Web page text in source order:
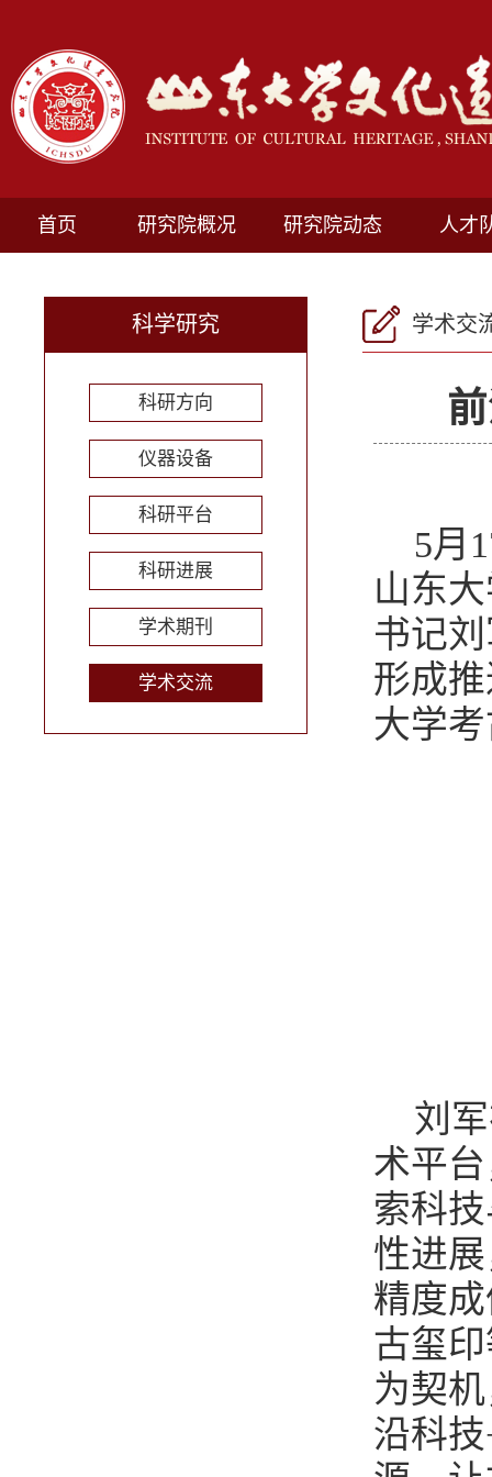
首页 研究院概况 研究院动态 人才
科学研究
科研方向
仪器设备
科研平台
科研进展
学术期刊
学术交流
学术交
5月
山东
书记
形成
大学
刘
术平
索科
性进
精度
古玺
为契
沿科